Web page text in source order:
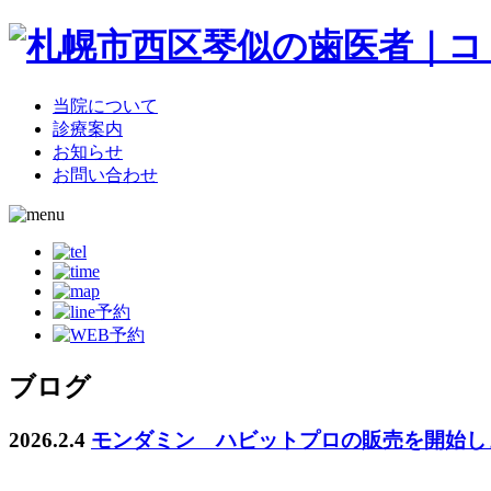
当院について
診療案内
お知らせ
お問い合わせ
ブログ
2026.2.4 モンダミン ハビットプロの販売を開始し